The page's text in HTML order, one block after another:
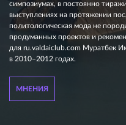
симпозиумах, в постоянно
выступлениях на протяжении
политологическая мода не
продуманных проектов и
для ru.valdaiclub.com Муратбек
в 2010–2012 годах.
МНЕНИЯ